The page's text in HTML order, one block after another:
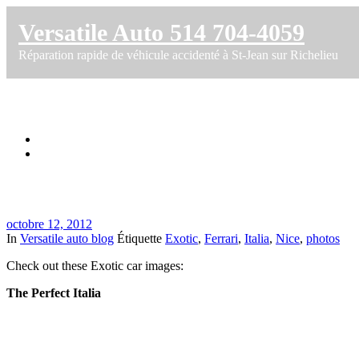
Versatile Auto 514 704-4059
Réparation rapide de véhicule accidenté à St-Jean sur Richelieu
octobre 12, 2012
In Versatile auto blog Étiquette Exotic, Ferrari, Italia, Nice, photos
Check out these Exotic car images:
The Perfect Italia